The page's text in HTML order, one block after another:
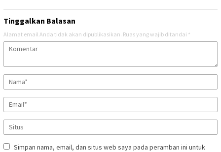
Tinggalkan Balasan
Alamat email Anda tidak akan dipublikasikan. Ruas yang wajib ditandai *
Simpan nama, email, dan situs web saya pada peramban ini untuk